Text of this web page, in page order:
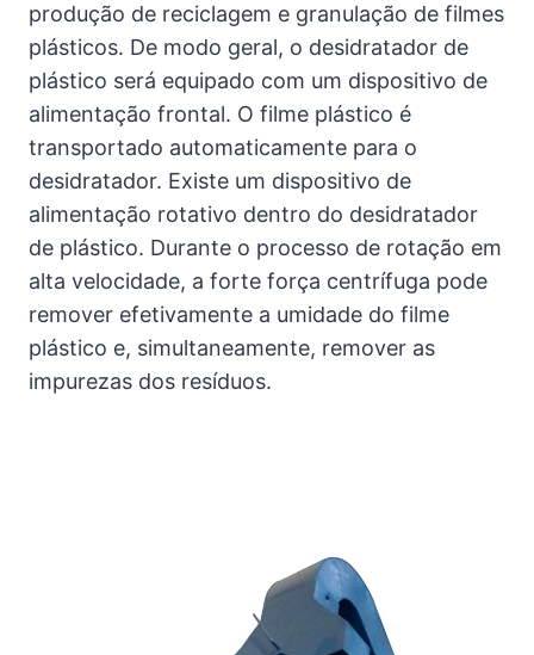
produção de reciclagem e granulação de filmes
plásticos. De modo geral, o desidratador de
plástico será equipado com um dispositivo de
alimentação frontal. O filme plástico é
transportado automaticamente para o
desidratador. Existe um dispositivo de
alimentação rotativo dentro do desidratador
de plástico. Durante o processo de rotação em
alta velocidade, a forte força centrífuga pode
remover efetivamente a umidade do filme
plástico e, simultaneamente, remover as
impurezas dos resíduos.